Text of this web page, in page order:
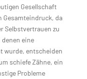
Gesellschaft
Gesamteindruck, da
Selbstvertrauen zu
eine
wurde, entscheiden
schiefe Zähne, ein
Probleme